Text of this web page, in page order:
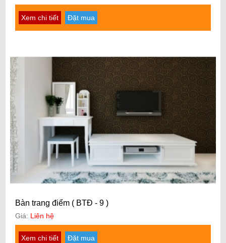
Xem chi tiết Đặt mua
Bàn trang điểm ( BTĐ - 9 )
Giá: Liên hệ
Xem chi tiết Đặt mua